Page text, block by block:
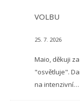
VOLBU
25. 7. 2026
Maio, děkuji
"osvětluje".
na intenzivní…